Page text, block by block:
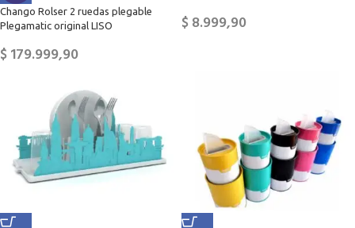
Chango Rolser 2 ruedas plegable
Plegamatic original LISO
$179.999,90
$8.999,90